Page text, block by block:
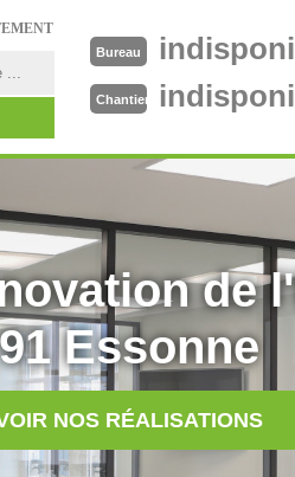
Bureau
Chantier
de
91 Essonne
NOS RÉALISATIONS